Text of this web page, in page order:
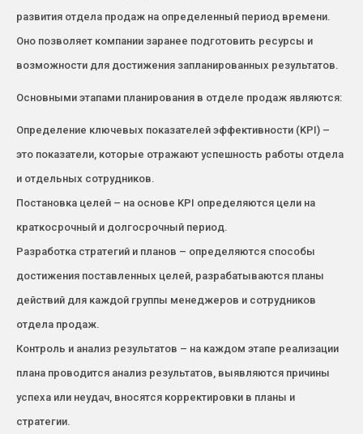
развития отдела продаж на определенный период времени.
Оно позволяет компании заранее подготовить ресурсы и
возможности для достижения запланированных результатов.
Основными этапами планирования в отделе продаж являются:
Определение ключевых показателей эффективности (KPI) –
это показатели, которые отражают успешность работы отдела
и отдельных сотрудников.
Постановка целей – на основе KPI определяются цели на
краткосрочный и долгосрочный период.
Разработка стратегий и планов – определяются способы
достижения поставленных целей, разрабатываются планы
действий для каждой группы менеджеров и сотрудников
отдела продаж.
Контроль и анализ результатов – на каждом этапе реализации
плана проводится анализ результатов, выявляются причины
успеха или неудач, вносятся корректировки в планы и
стратегии.